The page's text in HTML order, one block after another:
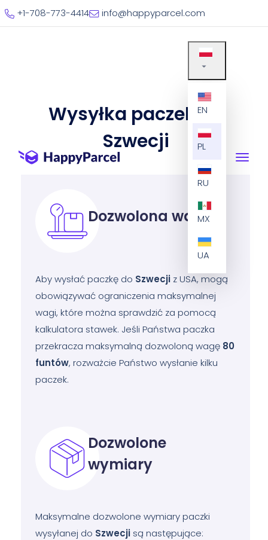
+1-708-773-4414 info@happyparcel.com
EN
PL
RU
MX
UA
Wysyłka paczek do
Szwecji
Dozwolona waga
Aby wysłać paczkę do Szwecji z USA, mogą
obowiązywać ograniczenia maksymalnej
wagi, które można sprawdzić za pomocą
kalkulatora stawek. Jeśli Państwa paczka
przekracza maksymalną dozwoloną wagę 80
funtów, rozważcie Państwo wysłanie kilku
paczek.
Dozwolone
wymiary
Maksymalne dozwolone wymiary paczki
wysyłanej do Szwecji są następujące: